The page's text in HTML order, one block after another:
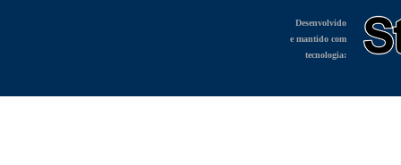
Desenvolvido
e mantido com
tecnologia: